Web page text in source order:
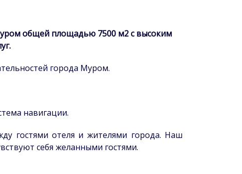
общей площадью 7500 м2 с высоким
города Муром.
навигации.
гостями отеля и жителями города. Наш
себя желанными гостями.